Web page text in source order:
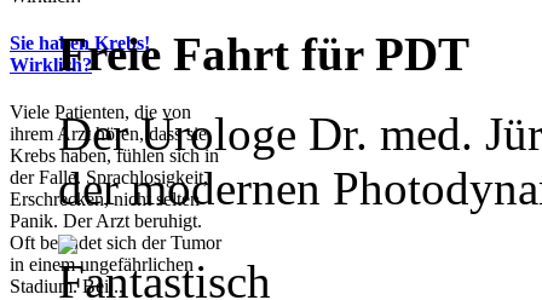
Sie haben Krebs!
Wirklich?
Viele Patienten, die von
ihrem Arzt hören, dass sie
Krebs haben, fühlen sich in
der Falle. Sprachlosigkeit,
Erschrecken, nicht selten
Panik. Der Arzt beruhigt.
Oft befindet sich der Tumor
in einem ungefährlichen
Stadium. Bei...
Freie Fahrt für PDT
Der Urologe Dr. med.
der modernen